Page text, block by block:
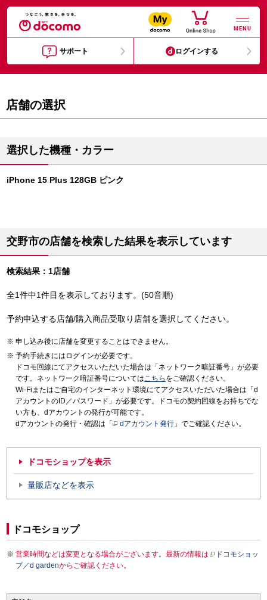
MENU
サポート ログインする
店舗の選択
選択した機種・カラー
iPhone 15 Plus 128GB ピンク
交野市の店舗を検索した結果を表示しています
検索結果：1店舗
全1件中1件目を表示しております。(50音順)
予約申込する店舗/購入商品受取り店舗を選択してください。
申し込み後に店舗を変更することはできません。
予約手続きにはログインが必要です。
ドコモ回線にてアクセスいただいた場合は「ネットワーク暗証番号」が必要
です。ネットワーク暗証番号についてはこちら をご確認ください。
Wi-Fiまたはご自宅のインターネット環境にてアクセスいただいた場合は「d
アカウントのID／パスワード」が必要です。ドコモの契約回線をお持ちでな
い方も、dアカウントの発行が可能です。
dアカウントの発行・確認は「
dアカウント発行 」でご確認ください。
ドコモショップを表示
量販店などを表示
ドコモショップ
営業時間などは変更となる場合がございます。最新の情報は
ドコモショッ
プ／d gardenからご確認ください。